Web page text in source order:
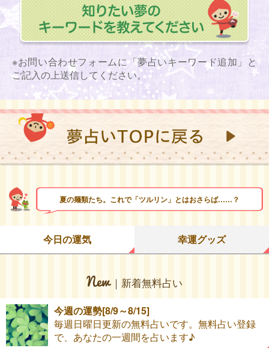
※お問い合わせフォームに「夢占いキーワード追加」と
ご記入の上送信してください。
夏の麺類たち。これで「ツルリン」とはおさらば……？
今日の運気 幸運グッズ
｜新着無料占い
今週の運勢[8/9～8/15]
毎週日曜日更新の無料占いです。無料占い登録
で、あなたの一週間を占います♪